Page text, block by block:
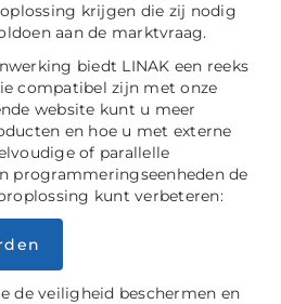
krijgen die zij nodig
aan de marktvraag.
biedt LINAK een reeks
compatibel zijn met onze
website kunt u meer
en hoe u met externe
of parallelle
programmeringseenheden de
kunt verbeteren:
de veiligheid beschermen en